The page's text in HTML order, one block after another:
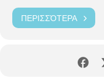
ΠΕΡΙΣΣΌΤΕΡΑ